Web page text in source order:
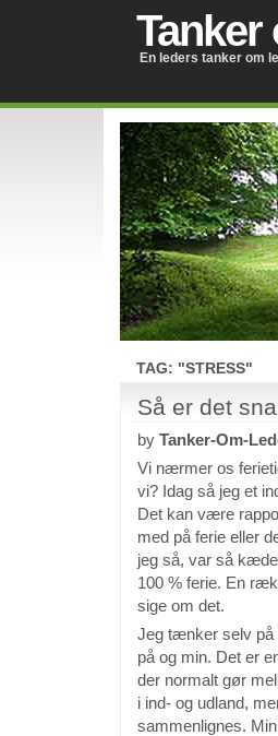
Tanker
En leders tanker om
TAG: "STRESS"
Så er det
by Tanker-Om-
Vi nærmer os
vi? Idag så jeg et
Det kan være
med på ferie eller
jeg så, var så
100 % ferie. En
sige om det.
Jeg tænker selv på
på og min. Det er
der normalt gør
i ind- og udland,
sammenlignes.